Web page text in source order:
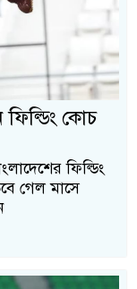
ফিল্ডিং কোচ
ফিল্ডিং
গেল মাসে